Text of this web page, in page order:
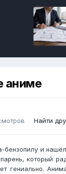
аниме
Найти
бензопилу и
который
гениально.